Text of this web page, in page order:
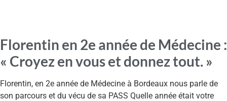
Florentin en 2e année de Médecine :
« Croyez en vous et donnez tout. »
Florentin, en 2e année de Médecine à Bordeaux nous parle de
son parcours et du vécu de sa PASS Quelle année était votre